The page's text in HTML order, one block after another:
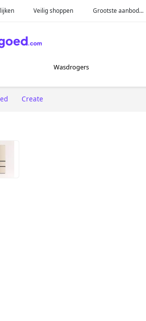
Veilig shoppen Grootste aanbod...
Wasdrogers
Create